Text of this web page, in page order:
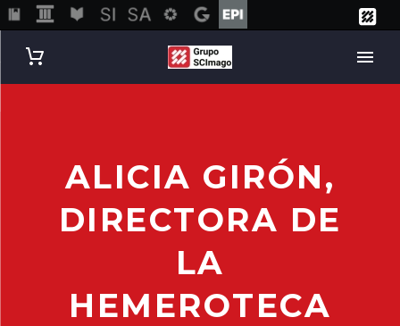
ALICIA GIRÓN,
DIRECTORA DE
LA
HEMEROTECA